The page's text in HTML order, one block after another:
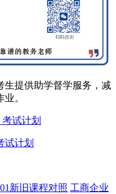
生提供助学督学服务，减
。
试计划
试计划
工商企业